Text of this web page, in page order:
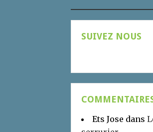
SUIVEZ NOUS
Ets Jose dans